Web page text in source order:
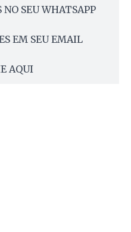
SEU WHATSAPP
EM SEU EMAIL
AQUI